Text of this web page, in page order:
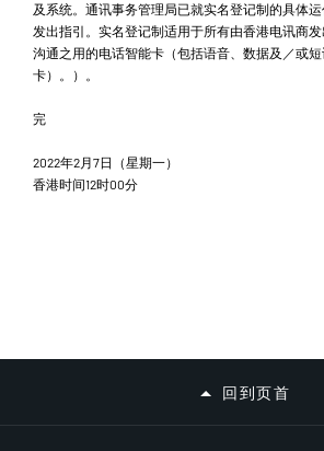
及系统。通讯事务管理局已就实名登记制的具体
发出指引。实名登记制适用于所有由香港电讯商
沟通之用的电话智能卡（包括语音、数据及／或
卡）。）。
完
2022年2月7日（星期一）
香港时间12时00分
回到页首